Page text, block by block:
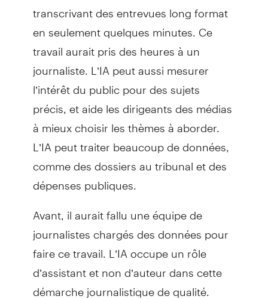
transcrivant des entrevues long format
en seulement quelques minutes. Ce
travail aurait pris des heures à un
journaliste. L’IA peut aussi mesurer
l’intérêt du public pour des sujets
précis, et aide les dirigeants des médias
à mieux choisir les thèmes à aborder.
L’IA peut traiter beaucoup de données,
comme des dossiers au tribunal et des
dépenses publiques.
Avant, il aurait fallu une équipe de
journalistes chargés des données pour
faire ce travail. L’IA occupe un rôle
d’assistant et non d’auteur dans cette
démarche journalistique de qualité.